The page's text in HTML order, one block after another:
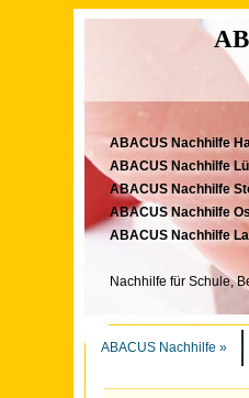
ABACUS Nachhilfe
ABACUS Nachhilfe
ABACUS Nachhilfe
ABACUS Nachhilfe
ABACUS Nachhilfe
Nachhilfe für Schule,
ABACUS Nachhilfe »